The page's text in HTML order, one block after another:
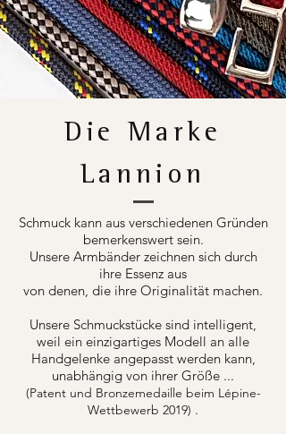
Die Marke
Lannion
Schmuck kann aus verschiedenen Gründen
bemerkenswert sein.
Unsere Armbänder zeichnen sich durch
ihre Essenz aus
von denen, die ihre Originalität machen.
Unsere Schmuckstücke sind intelligent,
weil ein einzigartiges Modell an alle
Handgelenke angepasst werden kann,
unabhängig von ihrer Größe ...
(Patent und Bronzemedaille beim Lépine-
Wettbewerb 2019) .